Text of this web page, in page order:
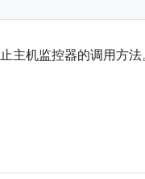
主机监控器的调用方法